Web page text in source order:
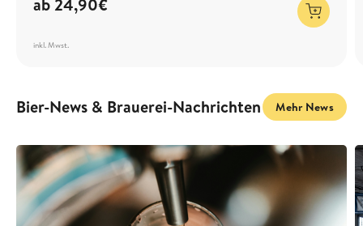
inkl. Mwst.
Bier-News & Brauerei-Nachrichten Mehr News